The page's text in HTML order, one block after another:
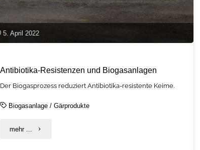
5. April 2022
Antibiotika-Resistenzen und Biogasanlagen
Der Biogasprozess reduziert Antibiotika-resistente Keime.
Biogasanlage /Gärprodukte
mehr ... "Antibiotika-